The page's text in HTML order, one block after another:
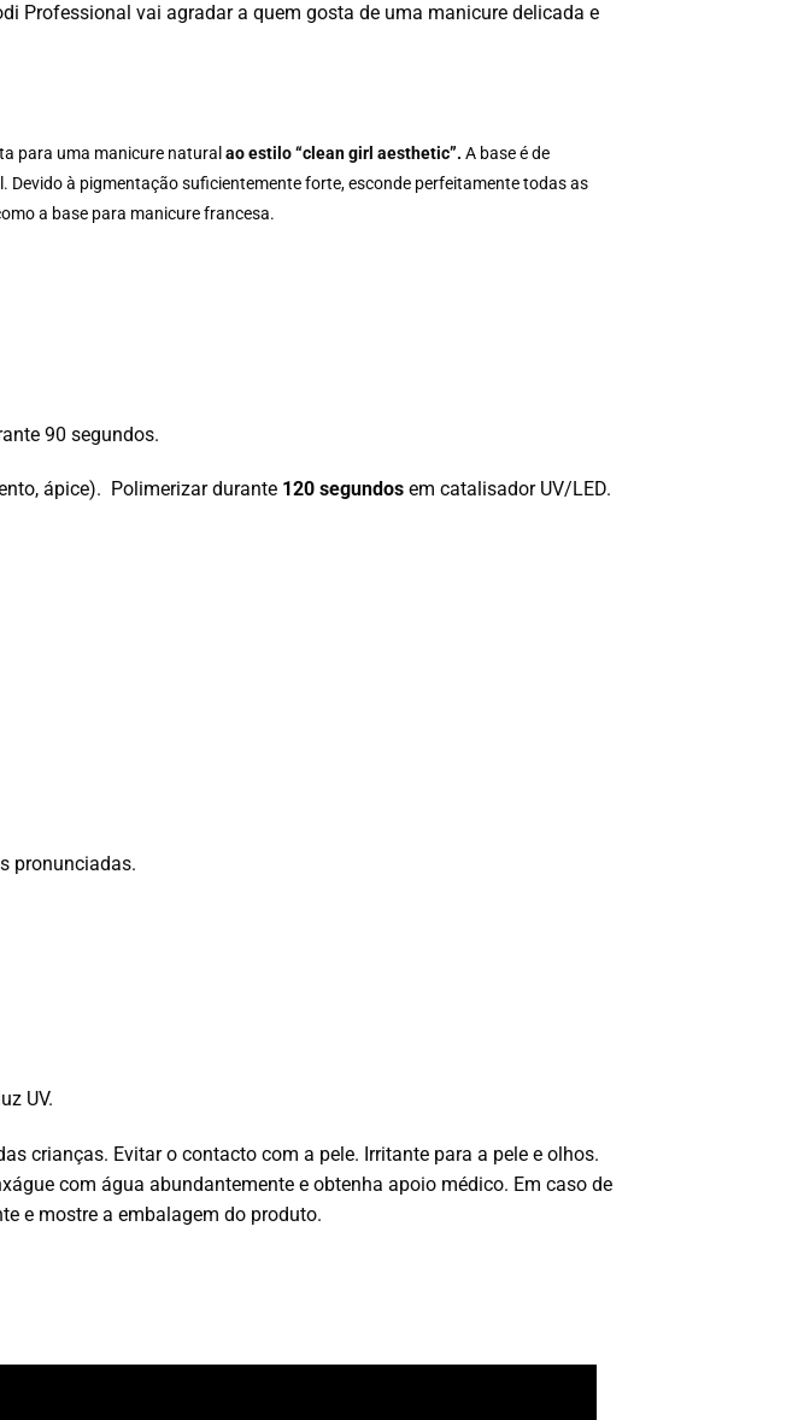
Professional vai agradar a quem gosta de uma manicure delicada e
para uma manicure natural ao estilo “clean girl aesthetic”. A base é de
à pigmentação suficientemente forte, esconde perfeitamente todas as
a base para manicure francesa.
90 segundos.
ápice). Polimerizar durante 120 segundos em catalisador UV/LED.
pronunciadas.
UV.
crianças. Evitar o contacto com a pele. Irritante para a pele e olhos.
com água abundantemente e obtenha apoio médico. Em caso de
e mostre a embalagem do produto.